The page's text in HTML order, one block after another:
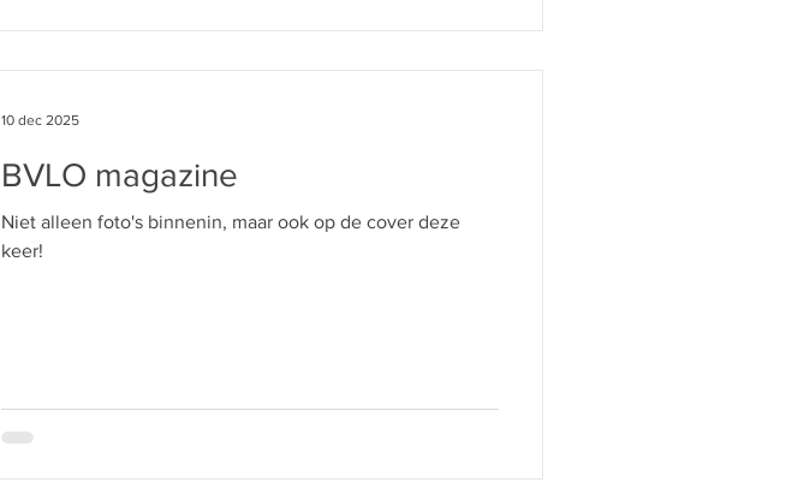
BVLO magazine
Niet alleen foto's binnenin, maar ook op de cover deze
keer!
10 dec 2025